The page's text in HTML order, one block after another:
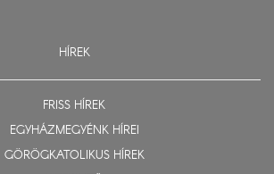
HÍREK
FRISS HÍREK
EGYHÁZMEGYÉNK HÍREI
GÖRÖGKATOLIKUS HÍREK